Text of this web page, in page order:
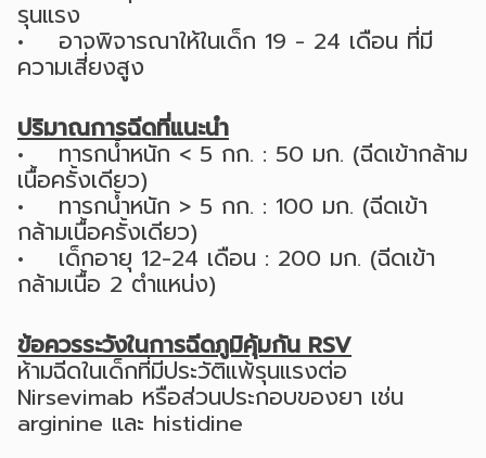
รุนแรง
• อาจพิจารณาให้ในเด็ก 19 - 24 เดือน ที่มี
ความเสี่ยงสูง
ปริมาณการฉีดที่แนะนำ
• ทารกน้ำหนัก < 5 กก. : 50 มก. (ฉีดเข้ากล้าม
เนื้อครั้งเดียว)
• ทารกน้ำหนัก > 5 กก. : 100 มก. (ฉีดเข้า
กล้ามเนื้อครั้งเดียว)
• เด็กอายุ 12-24 เดือน : 200 มก. (ฉีดเข้า
กล้ามเนื้อ 2 ตำแหน่ง)
ข้อควรระวังในการฉีดภูมิคุ้มกัน RSV
ห้ามฉีดในเด็กที่มีประวัติแพ้รุนแรงต่อ
Nirsevimab หรือส่วนประกอบของยา เช่น
arginine และ histidine